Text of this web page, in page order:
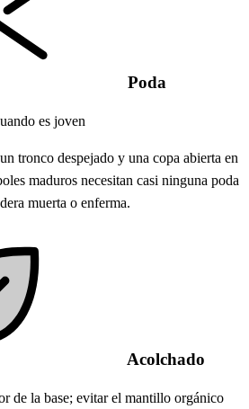
Poda
es joven
tronco despejado y una copa abierta en
maduros necesitan casi ninguna poda
muerta o enferma.
Acolchado
de la base; evitar el mantillo orgánico